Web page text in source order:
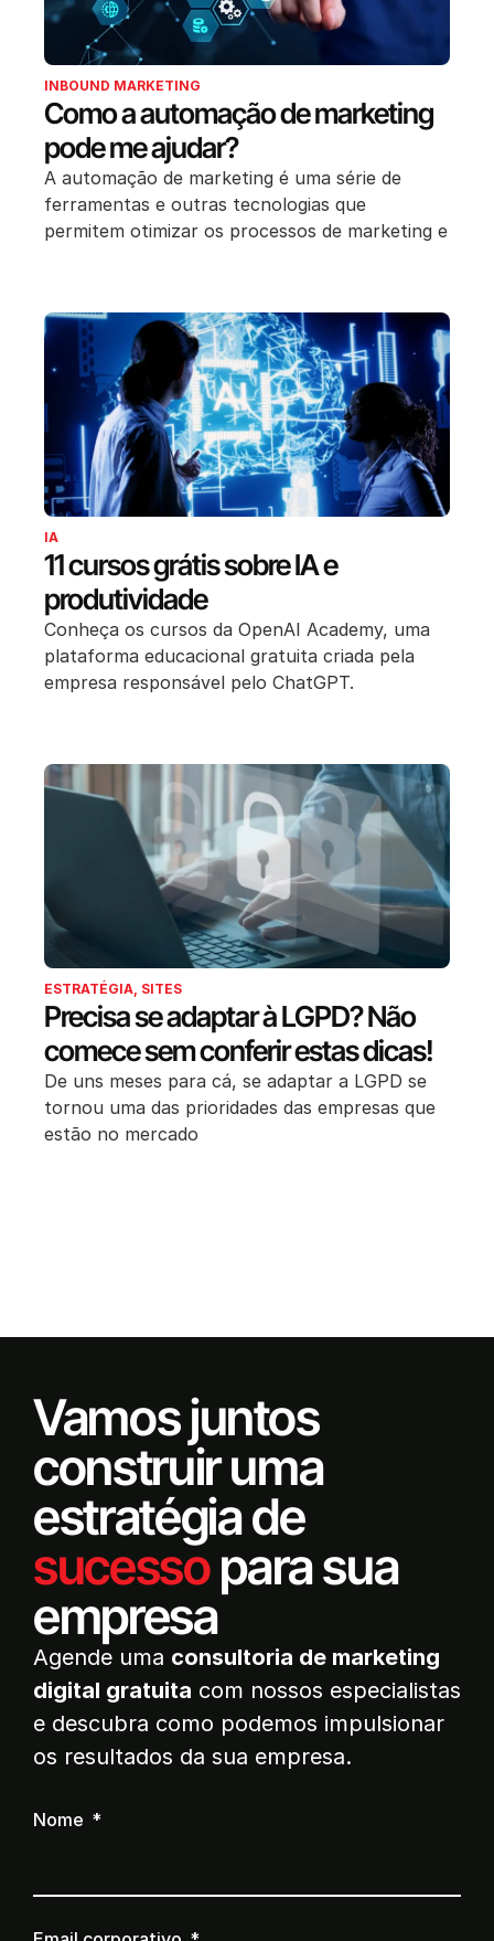
INBOUND MARKETING
Como a automação de marketing
pode me ajudar?
A automação de marketing é uma série de
ferramentas e outras tecnologias que
permitem otimizar os processos de marketing e
IA
11 cursos grátis sobre IA e
produtividade
Conheça os cursos da OpenAI Academy, uma
plataforma educacional gratuita criada pela
empresa responsável pelo ChatGPT.
ESTRATÉGIA, SITES
Precisa se adaptar à LGPD? Não
comece sem conferir estas dicas!
De uns meses para cá, se adaptar a LGPD se
tornou uma das prioridades das empresas que
estão no mercado
Vamos juntos
construir uma
estratégia de
sucessopara sua
empresa
Agende uma consultoria de marketing
digital gratuita com nossos especialistas
e descubra como podemos impulsionar
os resultados da sua empresa.
Nome